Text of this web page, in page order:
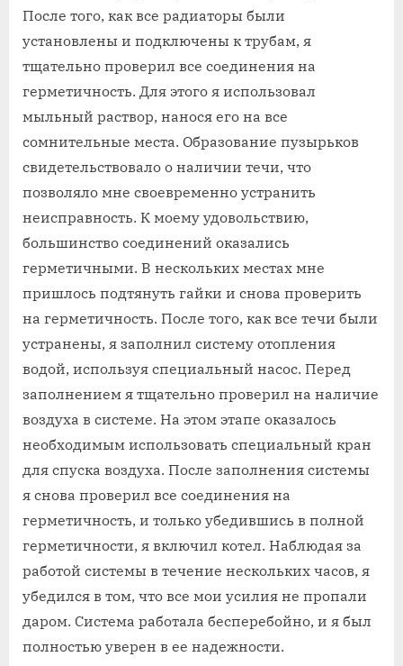
После того, как все радиаторы были
установлены и подключены к трубам, я
тщательно проверил все соединения на
герметичность. Для этого я использовал
мыльный раствор, нанося его на все
сомнительные места. Образование пузырьков
свидетельствовало о наличии течи, что
позволяло мне своевременно устранить
неисправность. К моему удовольствию,
большинство соединений оказались
герметичными. В нескольких местах мне
пришлось подтянуть гайки и снова проверить
на герметичность. После того, как все течи были
устранены, я заполнил систему отопления
водой, используя специальный насос. Перед
заполнением я тщательно проверил на наличие
воздуха в системе. На этом этапе оказалось
необходимым использовать специальный кран
для спуска воздуха. После заполнения системы
я снова проверил все соединения на
герметичность, и только убедившись в полной
герметичности, я включил котел. Наблюдая за
работой системы в течение нескольких часов, я
убедился в том, что все мои усилия не пропали
даром. Система работала бесперебойно, и я был
полностью уверен в ее надежности.